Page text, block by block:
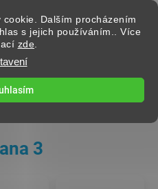
Dalším procházením
s jejich používáním.. Více
zde.
3